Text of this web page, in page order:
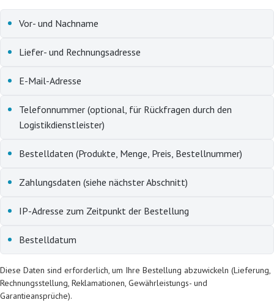
Vor- und Nachname
Liefer- und Rechnungsadresse
E-Mail-Adresse
Telefonnummer (optional, für Rückfragen durch den
Logistikdienstleister)
Bestelldaten (Produkte, Menge, Preis, Bestellnummer)
Zahlungsdaten (siehe nächster Abschnitt)
IP-Adresse zum Zeitpunkt der Bestellung
Bestelldatum
Diese Daten sind erforderlich, um Ihre Bestellung abzuwickeln (Lieferung,
Rechnungsstellung, Reklamationen, Gewährleistungs- und
Garantieansprüche).